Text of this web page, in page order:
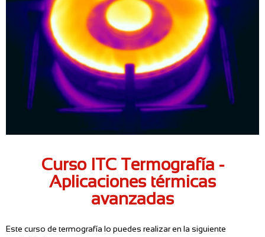
Curso ITC Termografía -
Aplicaciones térmicas
avanzadas
Este curso de termografía lo puedes realizar en la siguiente